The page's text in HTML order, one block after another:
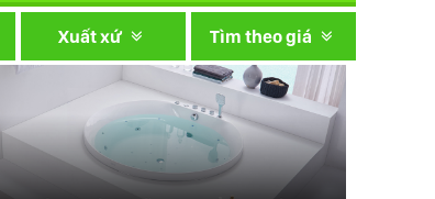
Tìm theo giá
Xuất xứ